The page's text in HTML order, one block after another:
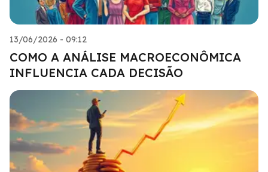
13/06/2026 - 09:12
COMO A ANÁLISE MACROECONÔMICA
INFLUENCIA CADA DECISÃO